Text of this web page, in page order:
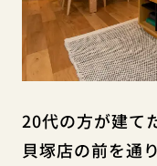
20代の方が建て
貝塚店の前を通